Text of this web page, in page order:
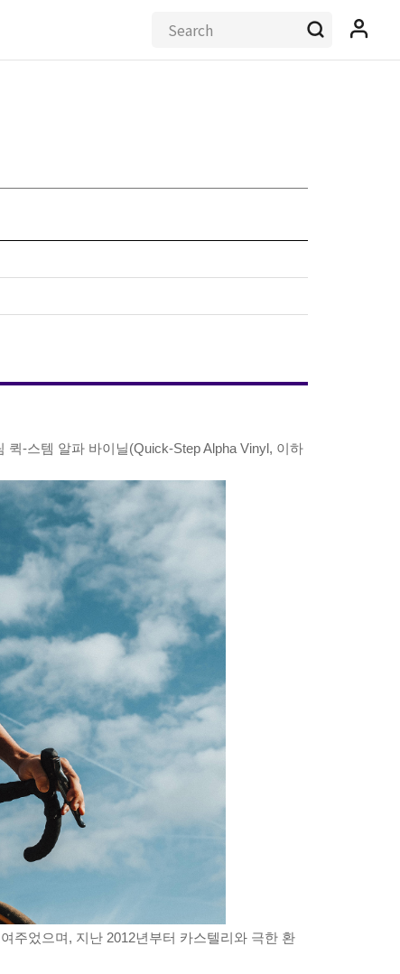
-스템 알파 바이닐(Quick-Step Alpha Vinyl, 이하
주었으며, 지난 2012년부터 카스텔리와 극한 환